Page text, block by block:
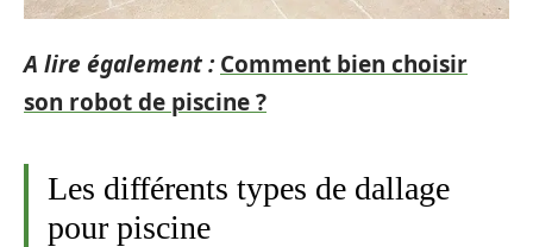
A lire également : Comment bien choisir
son robot de piscine ?
Les différents types de dallage
pour piscine